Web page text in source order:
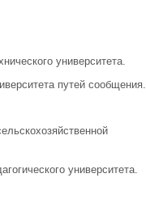
университета.
путей сообщения.
университета.